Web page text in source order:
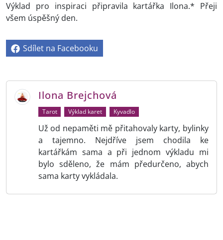
Výklad pro inspiraci připravila kartářka Ilona.* Přeji
všem úspěšný den.
Sdílet na Facebooku
Ilona Brejchová
Tarot Výklad karet Kyvadlo
Už od nepaměti mě přitahovaly karty, bylinky
a tajemno. Nejdříve jsem chodila ke
kartářkám sama a při jednom výkladu mi
bylo sděleno, že mám předurčeno, abych
sama karty vykládala.